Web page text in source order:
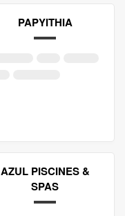
PAPYITHIA
AZUL PISCINES &
SPAS